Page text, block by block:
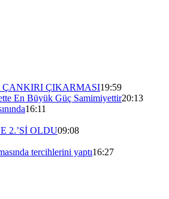
ÇIKARMASI19:59
En Büyük Güç Samimiyettir20:13
16:11
2.’Sİ OLDU09:08
tercihlerini yaptı16:27